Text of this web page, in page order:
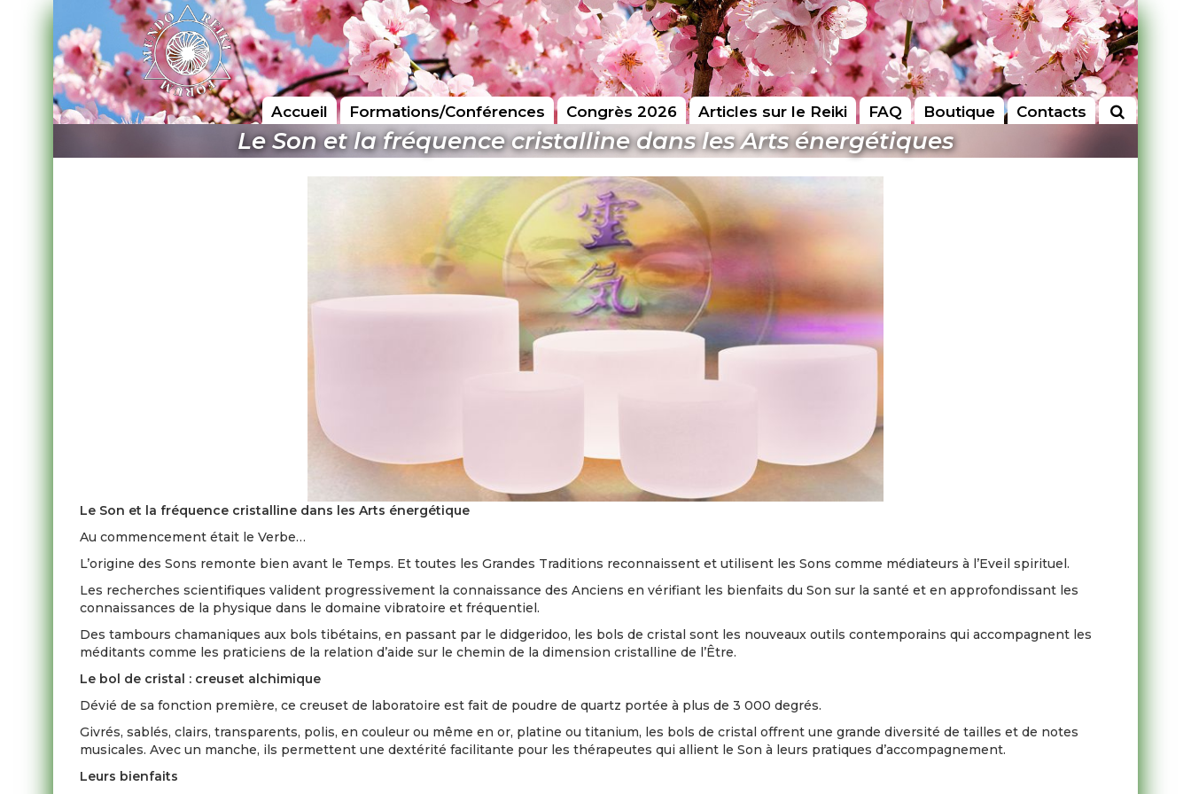
Accueil Formations/Conférences Congrès 2026 Articles sur le Reiki FAQ Boutique Contacts
Le Son et la fréquence cristalline dans les Arts énergétiques
Le Son et la fréquence cristalline dans les Arts énergétique
Au commencement était le Verbe…
L’origine des Sons remonte bien avant le Temps. Et toutes les Grandes Traditions reconnaissent et utilisent les Sons comme médiateurs à l’Eveil spirituel.
Les recherches scientifiques valident progressivement la connaissance des Anciens en vérifiant les bienfaits du Son sur la santé et en approfondissant les
connaissances de la physique dans le domaine vibratoire et fréquentiel.
Des tambours chamaniques aux bols tibétains, en passant par le didgeridoo, les bols de cristal sont les nouveaux outils contemporains qui accompagnent les
méditants comme les praticiens de la relation d’aide sur le chemin de la dimension cristalline de l’Être.
Le bol de cristal : creuset alchimique
Dévié de sa fonction première, ce creuset de laboratoire est fait de poudre de quartz portée à plus de 3 000 degrés.
Givrés, sablés, clairs, transparents, polis, en couleur ou même en or, platine ou titanium, les bols de cristal offrent une grande diversité de tailles et de notes
musicales. Avec un manche, ils permettent une dextérité facilitante pour les thérapeutes qui allient le Son à leurs pratiques d’accompagnement.
Leurs bienfaits